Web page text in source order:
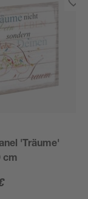
'Träume'
cm